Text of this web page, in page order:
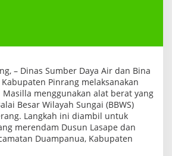
a
u
n
t
u
k
A
t
a
– Dinas Sumber Daya Air dan Bina
Kabupaten Pinrang melaksanakan
menggunakan alat berat yang
Besar Wilayah Sungai (BBWS)
Langkah ini diambil untuk
merendam Dusun Lasape dan
Duampanua, Kabupaten